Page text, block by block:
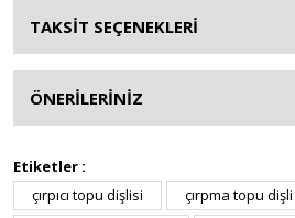
TAKSİT SEÇENEKLERİ
ÖNERİLERİNİZ
Etiketler :
çırpıcı topu dişlisi
çırpma topu dişli